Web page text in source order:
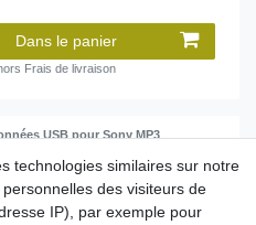
Dans le panier
Frais de livraison
USB pour Sony MP3
Dans le panier
technologies similaires sur notre
des visiteurs de
IP), par exemple pour